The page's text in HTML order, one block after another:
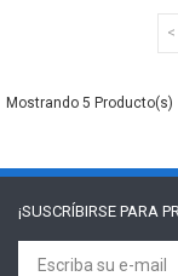
5
¡SUSCRÍBIRSE PARA